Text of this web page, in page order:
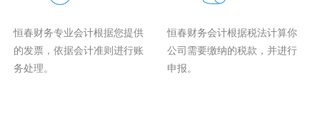
恒春财务专业会计根据您提供
的发票，依据会计准则进行账
务处理。
恒春财务会计根据税法计算你
公司需要缴纳的税款，并进行
申报。